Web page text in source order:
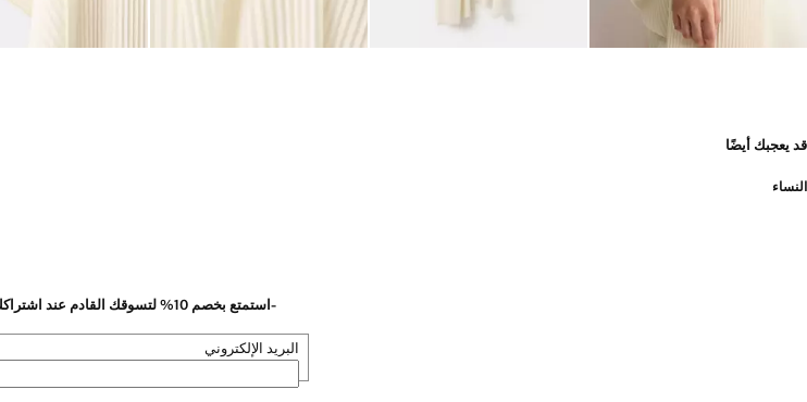
قد يعجبك أيضًا
النساء
-استمتع بخصم 10% لتسوقك القادم عند اشتراكك في نشرتنا الاخبارية
البريد الإلكتروني